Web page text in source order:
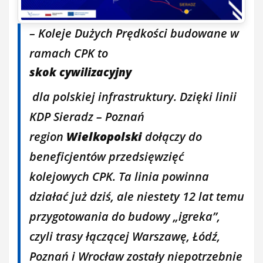
– Koleje Dużych Prędkości budowane w
ramach CPK to
skok cywilizacyjny
dla polskiej infrastruktury. Dzięki linii
KDP Sieradz – Poznań
region Wielkopolski dołączy do
beneficjentów przedsięwzięć
kolejowych CPK. Ta linia powinna
działać już dziś, ale niestety 12 lat temu
przygotowania do budowy „igreka”,
czyli trasy łączącej Warszawę, Łódź,
Poznań i Wrocław zostały niepotrzebnie